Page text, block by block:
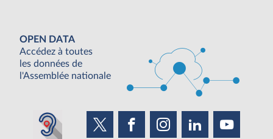
OPEN DATA
Accédez à toutes
les données de
l'Assemblée nationale